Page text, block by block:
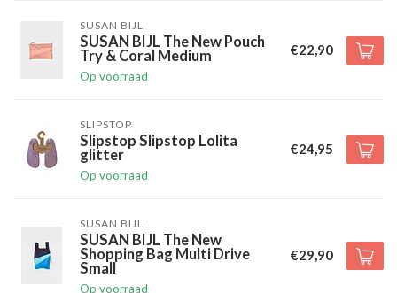
SUSAN BIJL
SUSAN BIJL The New Pouch
Try & Coral Medium
Op voorraad
€22,90
SLIPSTOP
Slipstop Slipstop Lolita
glitter
Op voorraad
€24,95
SUSAN BIJL
SUSAN BIJL The New
Shopping Bag Multi Drive
Small
Op voorraad
€29,90